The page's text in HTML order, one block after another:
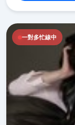
一對多忙線中